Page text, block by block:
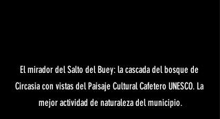
El mirador del Salto del Buey: la cascada del bosque de
Circasia con vistas del Paisaje Cultural Cafetero UNESCO. La
mejor actividad de naturaleza del municipio.